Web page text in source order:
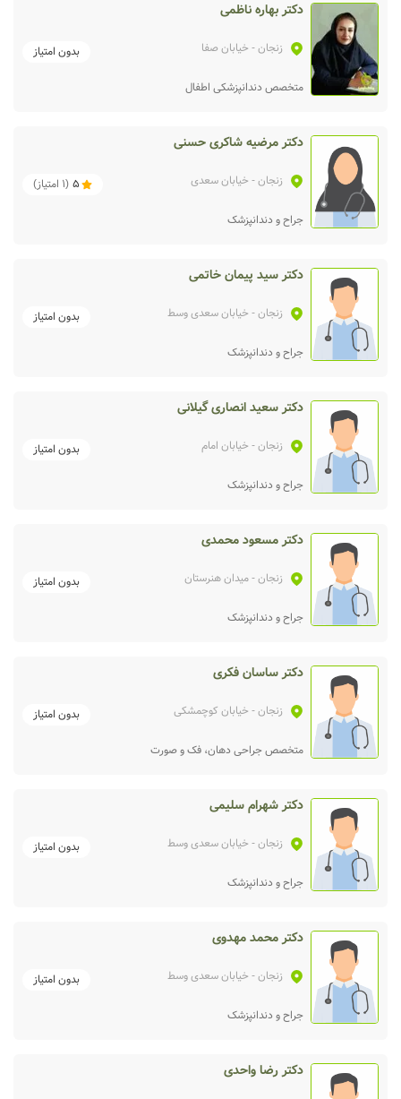
دکتر بهاره ناظمی
زنجان- خیابان صفا بدون امتیاز
متخصص دندانپزشکی اطفال
دکتر مرضیه شاکری حسنی
زنجان- خیابان سعدی 5
(
1 امتیاز)
جراح و دندانپزشک
دکتر سید پیمان خاتمی
زنجان- خیابان سعدی وسط بدون امتیاز
جراح و دندانپزشک
دکتر سعید انصاری گیلانی
زنجان- خیابان امام بدون امتیاز
جراح و دندانپزشک
دکتر مسعود محمدی
زنجان- میدان هنرستان بدون امتیاز
جراح و دندانپزشک
دکتر ساسان فکری
زنجان- خیابان کوچمشکی بدون امتیاز
متخصص جراحی دهان، فک و صورت
دکتر شهرام سلیمی
زنجان- خیابان سعدی وسط بدون امتیاز
جراح و دندانپزشک
دکتر محمد مهدوی
زنجان- خیابان سعدی وسط بدون امتیاز
جراح و دندانپزشک
دکتر رضا واحدی